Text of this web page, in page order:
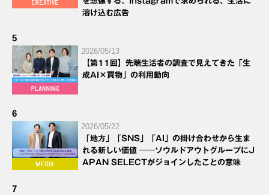
溶け込む広告
5
2026/05/13
【第11回】先端生活者の調査で見えてきた「生
成AI×買物」の利用動向
6
2026/05/22
「地方」「SNS」「AI」の掛け合わせから生ま
れる新しい価値 ──ソウルドアウトグループにJ
APAN SELECTがジョインしたことの意味
7